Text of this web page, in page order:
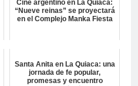
Cine argentino en La Quiaca:
“Nueve reinas” se proyectará
en el Complejo Manka Fiesta
Santa Anita en La Quiaca: una
jornada de fe popular,
promesas y encuentro